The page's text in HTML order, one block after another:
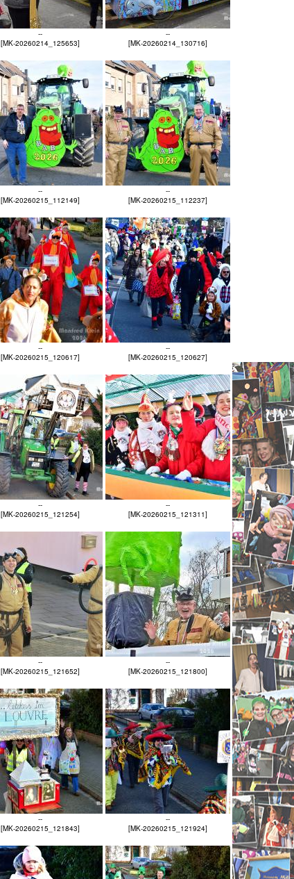
--
[MK-20260214_125653]
--
[MK-20260214_130716]
--
[MK-20260215_112149]
--
[MK-20260215_112237]
--
[MK-20260215_120617]
--
[MK-20260215_120627]
--
[MK-20260215_121254]
--
[MK-20260215_121311]
--
[MK-20260215_121652]
--
[MK-20260215_121800]
--
[MK-20260215_121843]
--
[MK-20260215_121924]